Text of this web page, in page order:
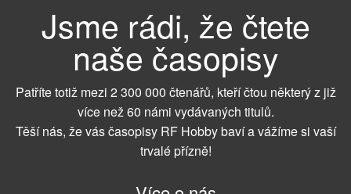
Jsme rádi, že čtete
naše časopisy
Patříte totiž mezi 2 300 000 čtenářů, kteří čtou některý z již
více než 60 námi vydávaných titulů.
Těší nás, že vás časopisy RF Hobby baví a vážíme si vaší
trvalé přízně!